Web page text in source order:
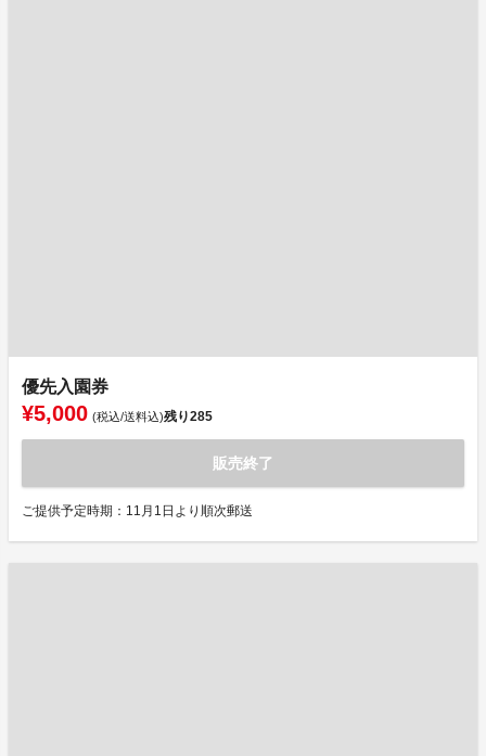
優先入園券
¥5,000 (税込/送料込)残り285
販売終了
ご提供予定時期：11月1日より順次郵送